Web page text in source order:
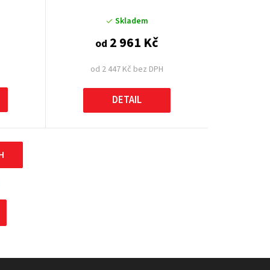
Skladem
od 2 447 Kč bez DPH
od 2 961 Kč
DETAIL